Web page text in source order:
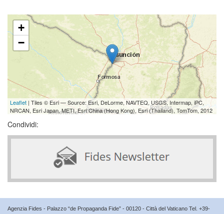
+
−
Leaflet | Tiles © Esri — Source: Esri, DeLorme, NAVTEQ, USGS, Intermap, iPC,
NRCAN, Esri Japan, METI, Esri China (Hong Kong), Esri (Thailand), TomTom, 2012
Condividi:
Agenzia Fides - Palazzo “de Propaganda Fide” - 00120 - Città del Vaticano Tel. +39-